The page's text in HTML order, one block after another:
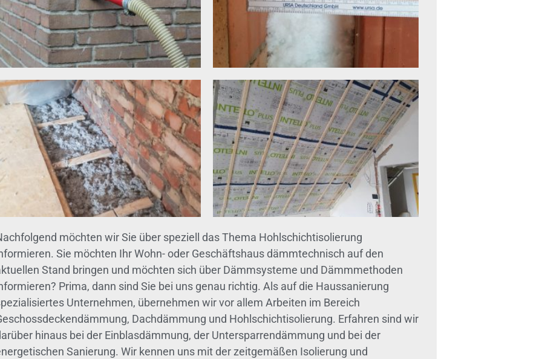
möchten wir Sie über speziell das Thema Hohlschichtisolierung
Sie möchten Ihr Wohn- oder Geschäftshaus dämmtechnisch auf den
Stand bringen und möchten sich über Dämmsysteme und Dämmmethoden
Prima, dann sind Sie bei uns genau richtig. Als auf die Haussanierung
Unternehmen, übernehmen wir vor allem Arbeiten im Bereich
Dachdämmung und Hohlschichtisolierung. Erfahren sind wir
hinaus bei der Einblasdämmung, der Untersparrendämmung und bei der
Sanierung. Wir kennen uns mit der zeitgemäßen Isolierung und